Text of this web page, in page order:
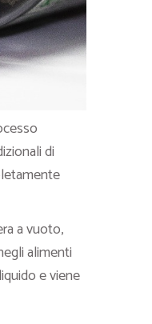
di
a vuoto,
alimenti
e viene